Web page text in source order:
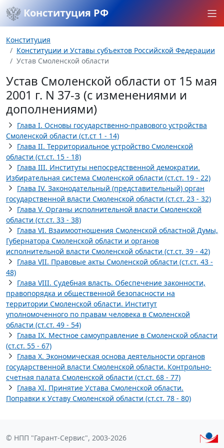
Конституция РФ
Конституция
Конституции и Уставы субъектов Российской Федерации
Устав Смоленской области
Устав Смоленской области от 15 мая
2001 г. N 37-з (с изменениями и
дополнениями)
Глава I. Основы государственно-правового устройства
Смоленской области (ст.ст 1 - 14)
Глава II. Территориальное устройство Смоленской
области (ст.ст. 15 - 18)
Глава III. Институты непосредственной демократии.
Избирательная система Смоленской области (ст.ст. 19 - 22)
Глава IV. Законодательный (представительный) орган
государственной власти Смоленской области (ст.ст. 23 - 32)
Глава V. Органы исполнительной власти Смоленской
области (ст.ст. 33 - 38)
Глава VI. Взаимоотношения Смоленской областной Думы,
Губернатора Смоленской области и органов
исполнительной власти Смоленской области (ст.ст. 39 - 42)
Глава VII. Правовые акты Смоленской области (ст.ст. 43 -
48)
Глава VIII. Судебная власть. Обеспечение законности,
правопорядка и общественной безопасности на
территории Смоленской области. Институт
уполномоченного по правам человека в Смоленской
области (ст.ст. 49 - 54)
Глава IX. Местное самоуправление в Смоленской области
(ст.ст. 55 - 67)
Глава X. Экономическая основа деятельности органов
государственной власти Смоленской области. Контрольно-
счетная палата Смоленской области (ст.ст. 68 - 77)
Глава XI. Принятие Устава Смоленской области.
Поправки к Уставу Смоленской области (ст.ст. 78 - 80)
© НПП "Гарант-Сервис", 2003-2026